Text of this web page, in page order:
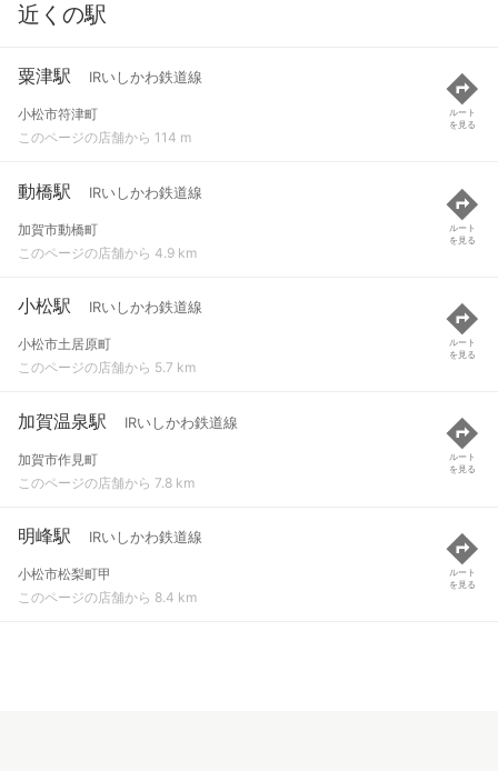
近くの駅
粟津駅 IRいしかわ鉄道線
小松市符津町
このページの店舗から 114 m
ルート
を見る
動橋駅 IRいしかわ鉄道線
加賀市動橋町
このページの店舗から 4.9 km
ルート
を見る
小松駅 IRいしかわ鉄道線
小松市土居原町
このページの店舗から 5.7 km
ルート
を見る
加賀温泉駅 IRいしかわ鉄道線
加賀市作見町
このページの店舗から 7.8 km
ルート
を見る
明峰駅 IRいしかわ鉄道線
小松市松梨町甲
このページの店舗から 8.4 km
ルート
を見る